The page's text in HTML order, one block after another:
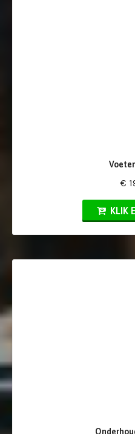
€
KLIK